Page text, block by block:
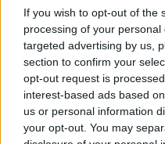
If you wish to opt-out of the
processing of your
targeted advertising by us,
section to confirm your
opt-out request is
interest-based ads based
us or personal information
your opt-out. You may